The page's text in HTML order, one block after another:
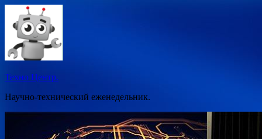
Перейти
содержимому
Техно Центр.
Научно-технический еженедельник.